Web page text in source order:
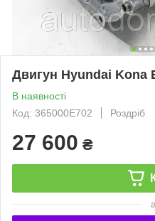
Двигун Hyundai Kona
В наявності
Код: 365000E702
Роздріб
27 600 ₴